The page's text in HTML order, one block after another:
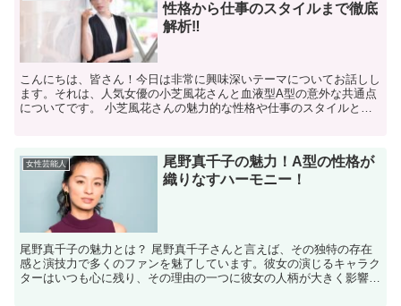
性格から仕事のスタイルまで徹底
解析‼
こんにちは、皆さん！今日は非常に興味深いテーマについてお話しし
ます。それは、人気女優の小芝風花さんと血液型A型の意外な共通点
についてです。 小芝風花さんの魅力的な性格や仕事のスタイルと、A
女性芸能人
尾野真千子の魅力！A型の性格が
織りなすハーモニー！
尾野真千子の魅力とは？ 尾野真千子さんと言えば、その独特の存在
感と演技力で多くのファンを魅了しています。彼女の演じるキャラク
ターはいつも心に残り、その理由の一つに彼女の人柄が大きく影響し